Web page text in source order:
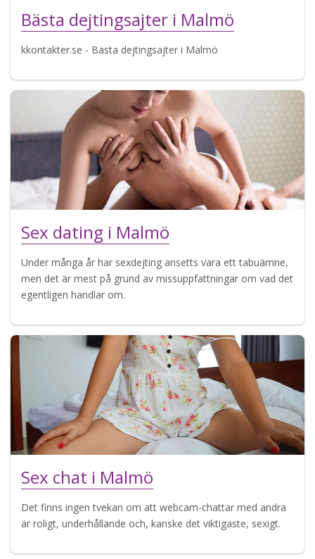
Bästa dejtingsajter i Malmö
kkontakter.se - Bästa dejtingsajter i Malmö
Sex dating i Malmö
Under många år har sexdejting ansetts vara ett tabuämne,
men det är mest på grund av missuppfattningar om vad det
egentligen handlar om.
Sex chat i Malmö
Det finns ingen tvekan om att webcam-chattar med andra
är roligt, underhållande och, kanske det viktigaste, sexigt.